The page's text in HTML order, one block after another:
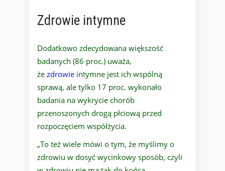
Zdrowie intymne
Dodatkowo zdecydowana większość
badanych (86 proc.) uważa,
że zdrowie intymne jest ich wspólną
sprawą, ale tylko 17 proc. wykonało
badania na wykrycie chorób
przenoszonych drogą płciową przed
rozpoczęciem współżycia.
„To też wiele mówi o tym, że myślimy o
zdrowiu w dosyć wycinkowy sposób, czyli